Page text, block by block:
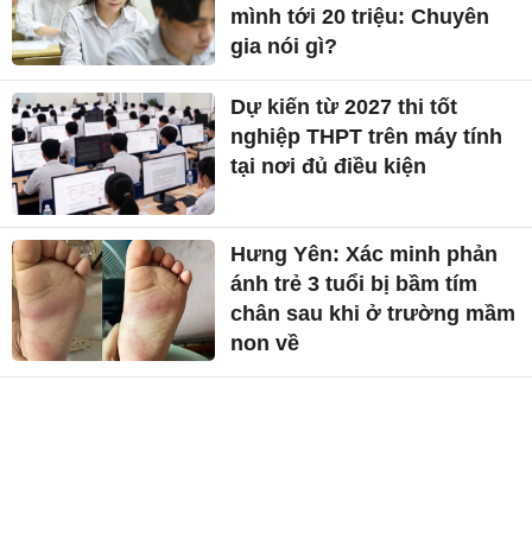
mình tới 20 triệu: Chuyên
gia nói gì?
Dự kiến từ 2027 thi tốt
nghiệp THPT trên máy tính
tại nơi đủ điều kiện
Hưng Yên: Xác minh phản
ánh trẻ 3 tuổi bị bầm tím
chân sau khi ở trường mầm
non về